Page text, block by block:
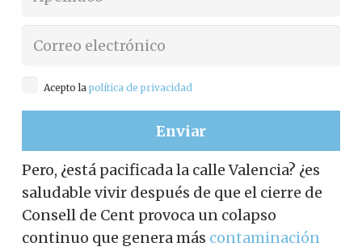
Acepto la política de privacidad
Pero, ¿está pacificada la calle Valencia? ¿es
saludable vivir después de que el cierre de
Consell de Cent provoca un colapso
continuo que genera más contaminación